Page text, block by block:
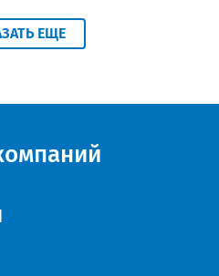
обслуживающей организации
ул. Островского, 7,
есть комментарий
в сложных условиях горной
бурения иногда
Vyacheslavovna. - Зачастую
документации
случай требует отдельного
ЕЩЕ